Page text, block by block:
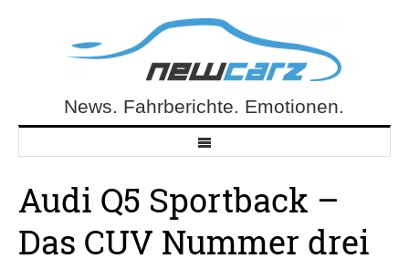
NewCarz.deNews. Fahrberichte. Emotionen.
Audi Q5 Sportback –
Das CUV Nummer drei